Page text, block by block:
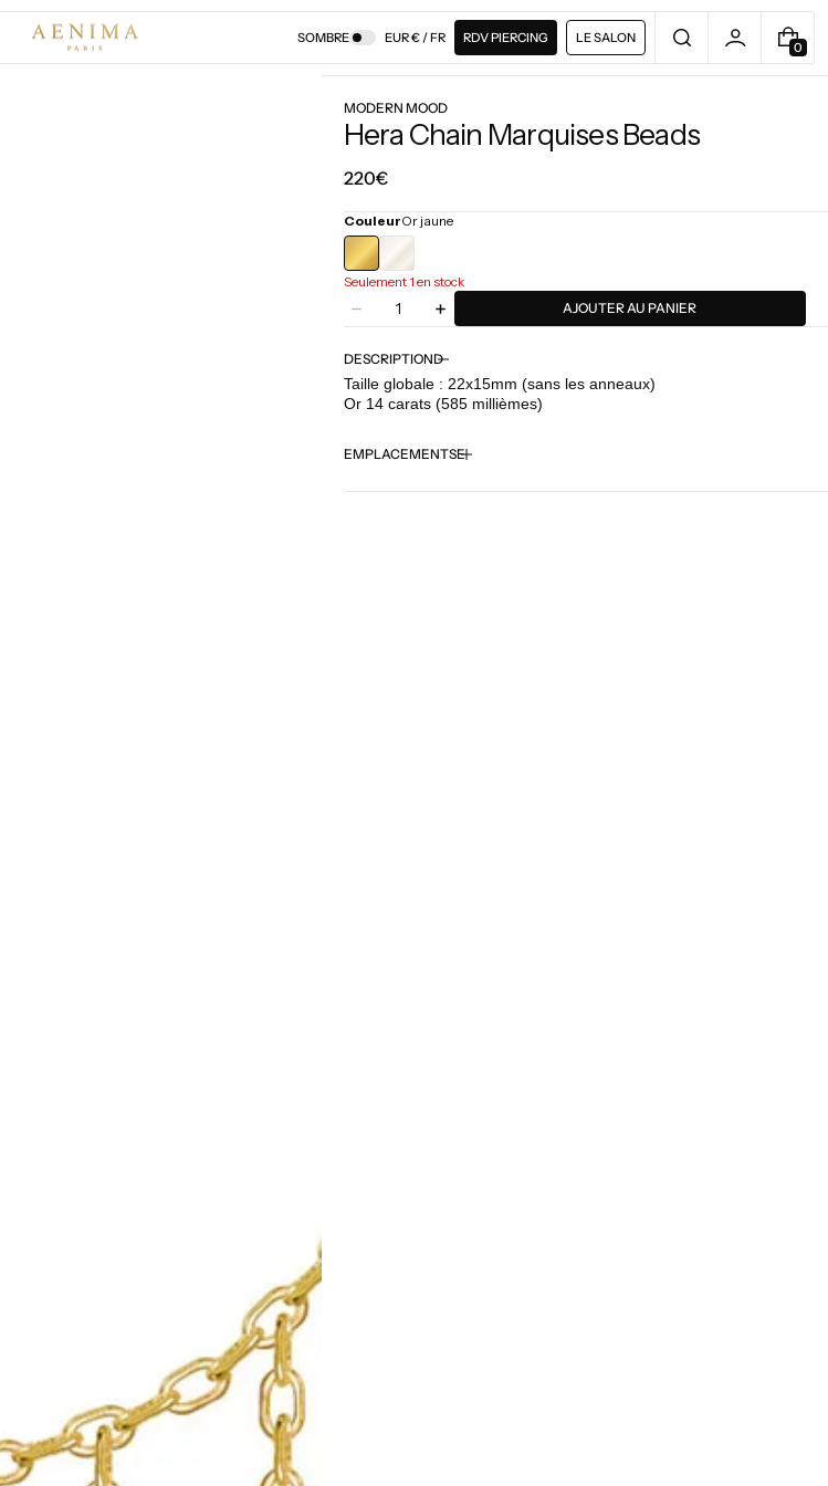
SOMBRE EUR € / FR RDV PIERCING LE SALON
00
A
MODERN MOOD
Hera Chain Marquises Beads
Prix
220€
CouleurOr jaune
Seulement 1 en stock
Diminuer
quantité
pour
Modern
Hera
Marquises
Quantité
Augmenter
quantité
pour
Modern
Mood
Hera
Marquises
AJOUTER AU PANIER
DESCRIPTION
Taille globale : 22x15mm (sans les anneaux)
Or 14 carats (585 millièmes)
EMPLACEMENTS